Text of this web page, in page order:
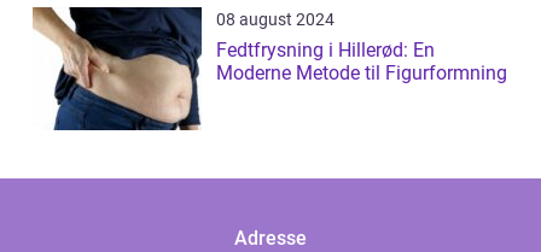
08 august 2024
Fedtfrysning i Hillerød: En
Moderne Metode til Figurformning
Adresse